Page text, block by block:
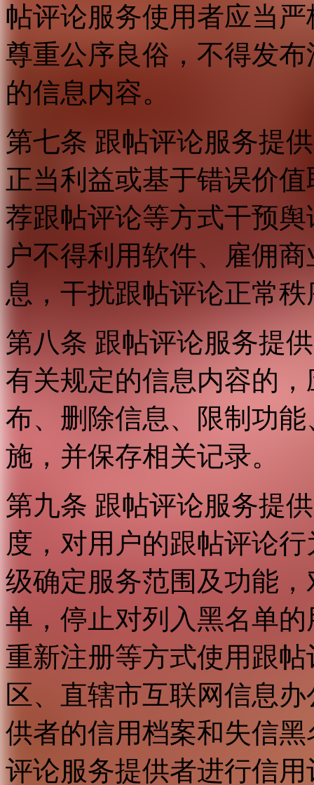
帖评论服务使用者应当
尊重公序良俗，不得发
的信息内容。
第七条 跟帖评论服务提
正当利益或基于错误价
荐跟帖评论等方式干预
户不得利用软件、雇佣
息，干扰跟帖评论正常
第八条 跟帖评论服务提
有关规定的信息内容的
布、删除信息、限制功
施，并保存相关记录。
第九条 跟帖评论服务提
度，对用户的跟帖评论
级确定服务范围及功能
单，停止对列入黑名单
重新注册等方式使用跟
区、直辖市互联网信息
供者的信用档案和失信
评论服务提供者进行信用